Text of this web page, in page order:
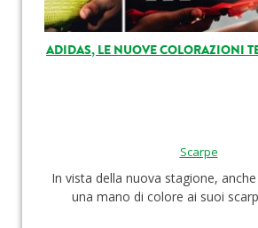
ADIDAS, LE NUOVE COLORAZIONI
Scarpe
In vista della nuova stagione,
una mano di colore ai suoi